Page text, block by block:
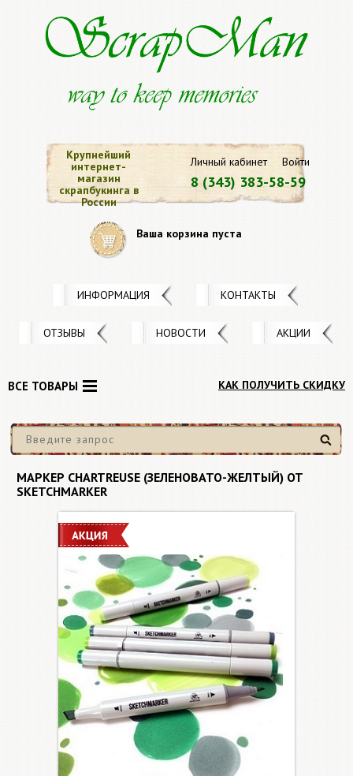
Личный кабинет Войти
8 (343) 383-58-59
Крупнейший
интернет-
магазин
скрапбукинга в
России
Ваша корзина пуста
ИНФОРМАЦИЯ КОНТАКТЫ
ОТЗЫВЫ НОВОСТИ АКЦИИ
КАК ПОЛУЧИТЬ СКИДКУ
Найти
ВСЕ ТОВАРЫ
МАРКЕР CHARTREUSE (ЗЕЛЕНОВАТО-ЖЕЛТЫЙ) ОТ
SKETCHMARKER